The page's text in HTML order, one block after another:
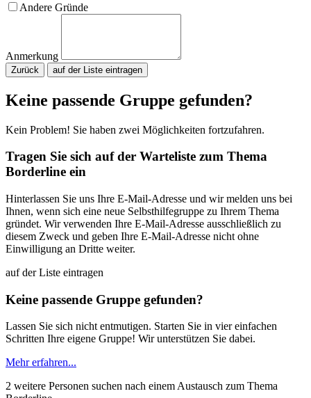
Andere Gründe
Anmerkung
Zurück
Keine passende Gruppe gefunden?
Kein Problem! Sie haben zwei Möglichkeiten fortzufahren.
Tragen Sie sich auf der Warteliste zum Thema
Borderline ein
Hinterlassen Sie uns Ihre E-Mail-Adresse und wir melden uns bei
Ihnen, wenn sich eine neue Selbsthilfegruppe zu Ihrem Thema
gründet. Wir verwenden Ihre E-Mail-Adresse ausschließlich zu
diesem Zweck und geben Ihre E-Mail-Adresse nicht ohne
Einwilligung an Dritte weiter.
auf der Liste eintragen
Keine passende Gruppe gefunden?
Lassen Sie sich nicht entmutigen. Starten Sie in vier einfachen
Schritten Ihre eigene Gruppe! Wir unterstützen Sie dabei.
Mehr erfahren...
2 weitere Personen suchen nach einem Austausch zum Thema